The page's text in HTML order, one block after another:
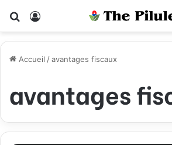
Rechercher
Accueil /avantages fiscaux
avantages